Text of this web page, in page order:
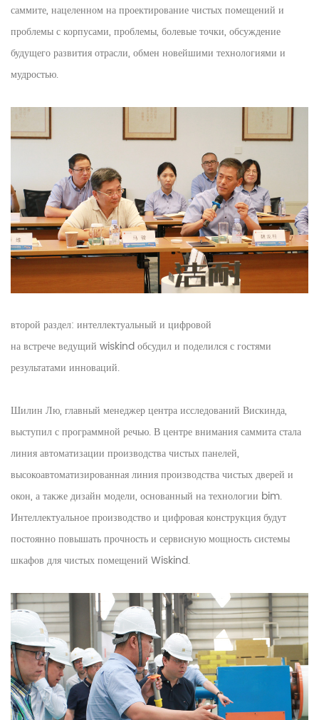
саммите, нацеленном на проектирование чистых помещений и
проблемы с корпусами, проблемы, болевые точки, обсуждение
будущего развития отрасли, обмен новейшими технологиями и
мудростью.
второй раздел: интеллектуальный и цифровой
на встрече ведущий wiskind обсудил и поделился с гостями
результатами инноваций.
Шилин Лю, главный менеджер центра исследований Вискинда,
выступил с программной речью. В центре внимания саммита стала
линия автоматизации производства чистых панелей,
высокоавтоматизированная линия производства чистых дверей и
окон, а также дизайн модели, основанный на технологии bim.
Интеллектуальное производство и цифровая конструкция будут
постоянно повышать прочность и сервисную мощность системы
шкафов для чистых помещений Wiskind.